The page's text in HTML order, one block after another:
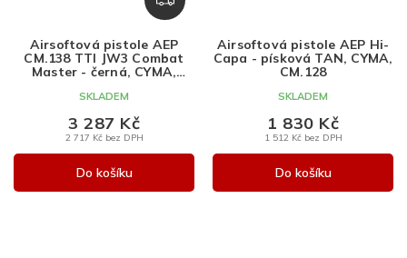
D
R
M
Airsoftová pistole AEP
CM.138 TTI JW3 Combat
Master - černá, CYMA,
SKLADEM
2 717 Kč bez DPH
3 287 Kč
Do košíku
Airsoftová pistole AEP Hi-
Capa - písková TAN, CYMA,
CM.128
SKLADEM
1 512 Kč bez DPH
1 830 Kč
Do košíku